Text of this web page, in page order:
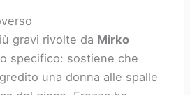
gravi rivolte da Mirko
specifico: sostiene che
una donna alle spalle